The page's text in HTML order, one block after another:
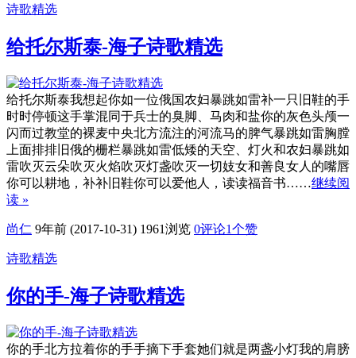
诗歌精选
给托尔斯泰-海子诗歌精选
给托尔斯泰我想起你如一位俄国农妇暴跳如雷补一只旧鞋的手
时时停顿这手掌混同于兵士的臭脚、马肉和盐你的灰色头颅一
闪而过教堂的裸麦中央北方流注的河流马的脾气暴跳如雷胸膛
上面排排旧俄的栅栏暴跳如雷低矮的天空、灯火和农妇暴跳如
雷吹灭云朵吹灭火焰吹灭灯盏吹灭一切妓女和善良女人的嘴唇
你可以耕地，补补旧鞋你可以爱他人，读读福音书……继续阅
读 »
尚仁 9年前 (2017-10-31) 1961浏览 0评论1个赞
诗歌精选
你的手-海子诗歌精选
你的手北方拉着你的手手摘下手套她们就是两盏小灯我的肩膀